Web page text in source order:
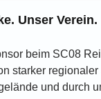
Unser
beim SC08
starker
und durch